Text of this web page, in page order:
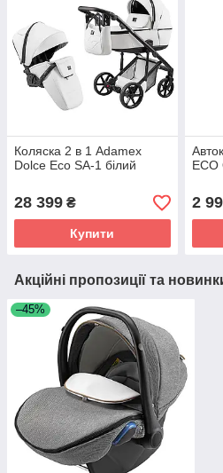
Коляска 2 в 1 Adamex
Dolce Eco SA-1 білий
28 399 ₴
Купити
ECO
2
Акційні пропозиції та
–45%